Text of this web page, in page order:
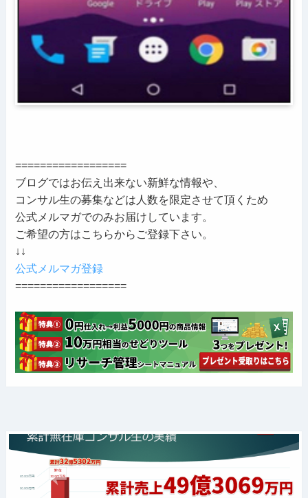
==================
ブログではお伝え出来ない新鮮な情報や、
コンサル生の募集などは人数を限定させて頂くため
公式メルマガでのみお届けしています。
ご希望の方はこちらからご登録下さい。
↓↓
公式メルマガ登録
==================